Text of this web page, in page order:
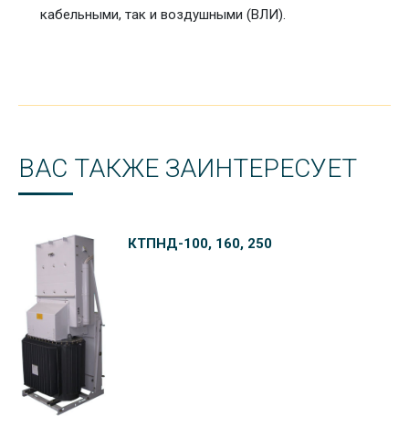
кабельными, так и воздушными (ВЛИ).
ВАС ТАКЖЕ ЗАИНТЕРЕСУЕТ
КТПНД-100, 160, 250